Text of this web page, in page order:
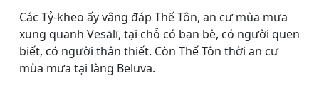
Các Tỷ-kheo ấy vâng đáp Thế Tôn, an cư mùa mưa
xung quanh Vesālī, tại chỗ có bạn bè, có người quen
biết, có người thân thiết. Còn Thế Tôn thời an cư
mùa mưa tại làng Beluva.